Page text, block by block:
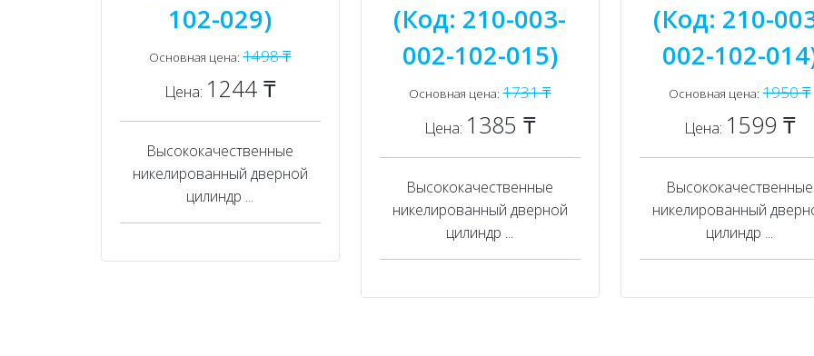
102-029)
Основная цена:1498 ₸
Цена: 1244 ₸
Высококачественные
никелированный дверной
цилиндр ...
(Код: 210-003-
002-102-015)
Основная цена:1731 ₸
Цена: 1385 ₸
Высококачественные
никелированный дверной
цилиндр ...
(Код: 210-
002-102-
Основная цена:1950 ₸
Цена: 1599 ₸
Высококачественные
никелированный
цилиндр ...